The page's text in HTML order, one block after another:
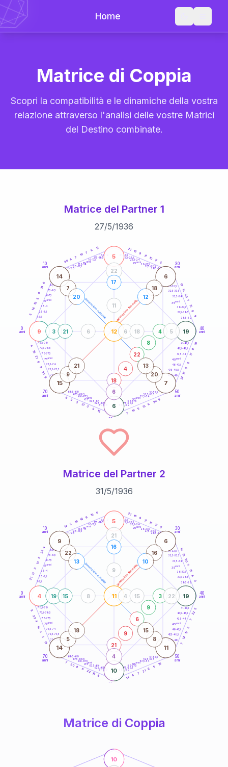
Home
Matrice di Coppia
Scopri la compatibilità e le dinamiche della vostra
relazione attraverso l'analisi delle vostre Matrici
del Destino combinate.
Matrice del Partner 1
27/5/1936
generazione maschile generazione femminile
0
anni
10
anni
30
anni
40
anni
50
anni
60
70
anni
1-2,5
2,5-3,5
3,5-4
6-7,5
7,5-8,5
8,5-9
11-12,5
12,5-13,5
13,5-14
16-17,5
17,5-18,5
18,5-19
21-22,5
22,5-23,5
23,5-24
26-27,5
27,5-28,5
28,5-29
31-32,5
32,5-33,5
33,5-34
36-37,5
37,5-38,5
38,5-39
41-42,5
42,5-43,5
43,5-44
46-47,5
47,5-48,5
48,5-49
51-52,5
52,5-53,5
53,5-54
56-57,5
57,5-58,5
58,5-59
61-62,5
62,5-63,5
63,5-64
66-67,5
67,5-68,5
68,5-69
71-72,5
72,5-73,5
73,5-74
76-77,5
77,5-78,5
78,5-79
5
14
19
5
6
19
6
20
6
7
19 7
6
11 21
16
9
11
10
17
5
19
13
20
7
15
8
9
10
9
17
8
5
15
22
9
20
6
13
5
19
7
15
9
3
21
3
9
6
9
21
9
6
21
15
6
9
5
19
6
12
14 6
15 7
18
4
22
8
4
3
22
5
6
21
17
6 18
6
11
7
20
18
12
9
21
20
13
5anni
15 anni 25anni
35anni
45anni
55anni
65anni
75anni
Matrice del Partner 2
31/5/1936
generazione maschile generazione femminile
0
anni
10
anni
30
anni
40
anni
50
anni
60
70
anni
1-2,5
2,5-3,5
3,5-4
6-7,5
7,5-8,5
8,5-9
11-12,5
12,5-13,5
13,5-14
16-17,5
17,5-18,5
18,5-19 21-22,5
22,5-23,5
23,5-24
26-27,5
27,5-28,5
28,5-29
31-32,5
32,5-33,5
33,5-34
36-37,5
37,5-38,5
38,5-39
41-42,5
42,5-43,5
43,5-44
46-47,5
47,5-48,5
48,5-49
51-52,5
52,5-53,5
53,5-54
56-57,5
57,5-58,5
58,5-59
61-62,5
62,5-63,5
63,5-64
66-67,5
67,5-68,5
68,5-69
71-72,5
72,5-73,5
73,5-74
76-77,5
77,5-78,5
78,5-79
21
17
3
13
8
22
4
14
5
19
14
6
19 6 21
16
9
11
10
17
5
19
13
20
7
15
8
9
5
22
7
3
17
14
7
16
5
8
21
7
4
14
8
16
22
6
8
20
7
19
5
5
18
4
22
8
4
5
19
10
11
9 6
14 11
21
9
6
9
3
19
21
22
4
15
16
4 15
8
9
22
13
16
10
5
18
8
15
5anni
15 anni 25anni
35anni
45anni
55anni
65anni
75anni
Matrice di Coppia
10